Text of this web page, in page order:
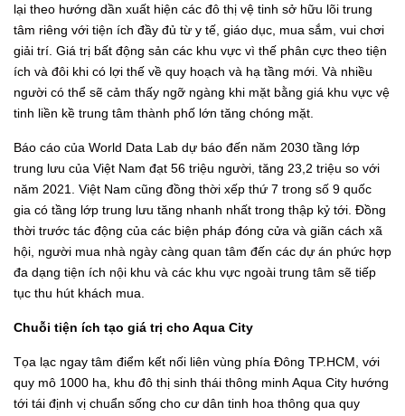
lại theo hướng dần xuất hiện các đô thị vệ tinh sở hữu lõi trung
tâm riêng với tiện ích đầy đủ từ y tế, giáo dục, mua sắm, vui chơi
giải trí. Giá trị bất động sản các khu vực vì thế phân cực theo tiện
ích và đôi khi có lợi thế về quy hoạch và hạ tầng mới. Và nhiều
người có thể sẽ cảm thấy ngỡ ngàng khi mặt bằng giá khu vực vệ
tinh liền kề trung tâm thành phố lớn tăng chóng mặt.
Báo cáo của World Data Lab dự báo đến năm 2030 tầng lớp
trung lưu của Việt Nam đạt 56 triệu người, tăng 23,2 triệu so với
năm 2021. Việt Nam cũng đồng thời xếp thứ 7 trong số 9 quốc
gia có tầng lớp trung lưu tăng nhanh nhất trong thập kỷ tới. Đồng
thời trước tác động của các biện pháp đóng cửa và giãn cách xã
hội, người mua nhà ngày càng quan tâm đến các dự án phức hợp
đa dạng tiện ích nội khu và các khu vực ngoài trung tâm sẽ tiếp
tục thu hút khách mua.
Chuỗi tiện ích tạo giá trị cho Aqua City
Tọa lạc ngay tâm điểm kết nối liên vùng phía Đông TP.HCM, với
quy mô 1000 ha, khu đô thị sinh thái thông minh Aqua City hướng
tới tái định vị chuẩn sống cho cư dân tinh hoa thông qua quy